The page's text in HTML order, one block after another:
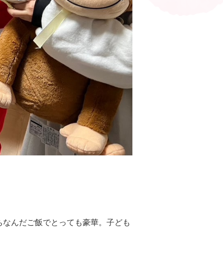
んだご飯でとっても豪華。子ども